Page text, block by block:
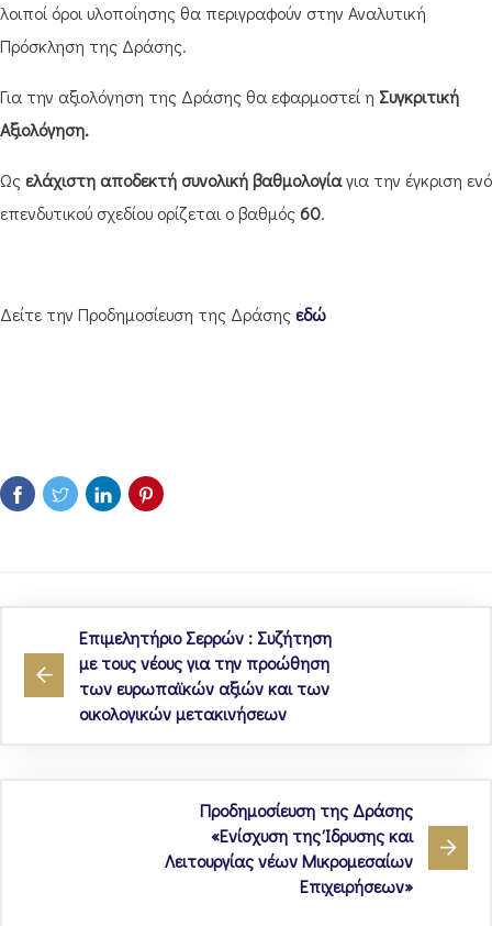
λοιποί όροι υλοποίησης θα περιγραφούν στην Αναλυτική
Πρόσκληση της Δράσης.
Για την αξιολόγηση της Δράσης θα εφαρμοστεί η Συγκριτική
Αξιολόγηση.
Ως ελάχιστη αποδεκτή συνολική βαθμολογίαγια την έγκριση
επενδυτικού σχεδίου ορίζεται ο βαθμός 60.
Δείτε την Προδημοσίευση της Δράσης εδώ
Επιμελητήριο Σερρών : Συζήτηση
με τους νέους για την προώθηση
των ευρωπαϊκών αξιών και των
οικολογικών μετακινήσεων
Προδημοσίευση της Δράσης
«Ενίσχυση της Ίδρυσης και
Λειτουργίας νέων Μικρομεσαίων
Επιχειρήσεων»